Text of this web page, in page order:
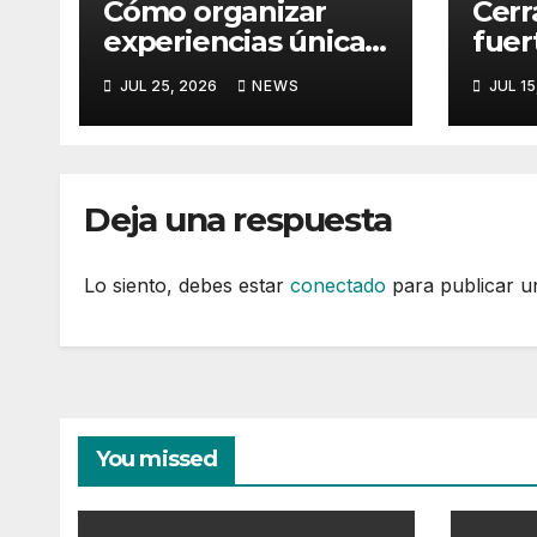
Cómo organizar
experiencias únicas
con plataformas
flotantes para
eventos
JUL 25, 2026 NEWS
la
JUL
Deja una respuesta
Lo siento, debes estar conectado para publicar
You missed